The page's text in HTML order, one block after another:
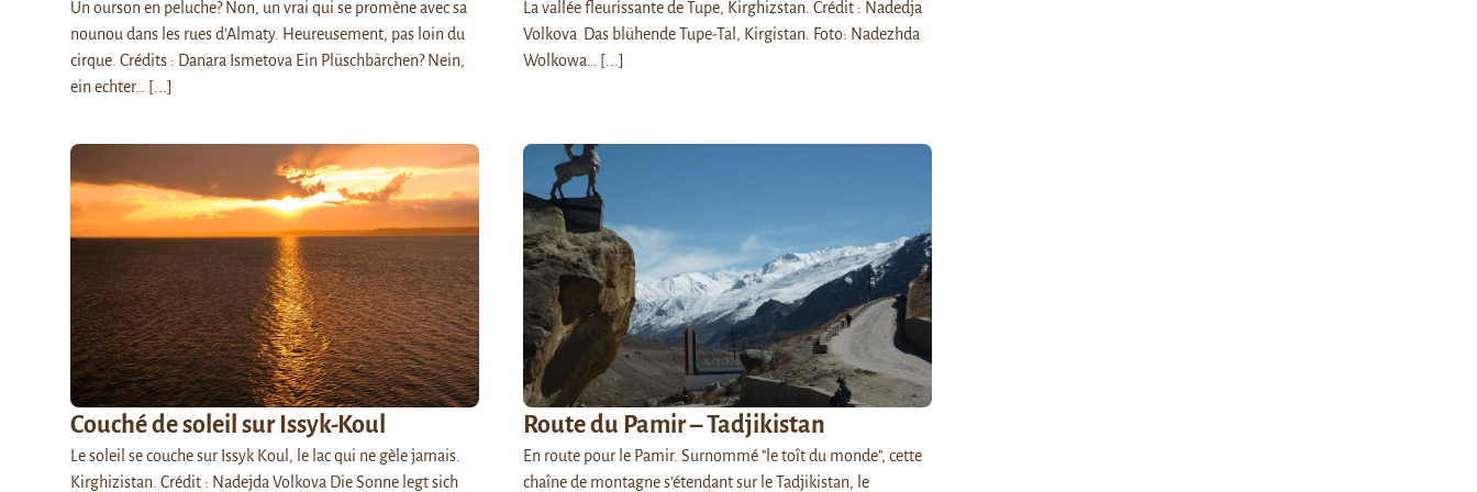
Un ourson en peluche? Non, un vrai qui se promène avec sa
nounou dans les rues d'Almaty. Heureusement, pas loin du
cirque. Crédits : Danara Ismetova Ein Plüschbärchen? Nein,
ein echter…
[...]
La vallée fleurissante de Tupe, Kirghizstan. Crédit : Nadedja
Volkova Das blühende Tupe-Tal, Kirgistan. Foto: Nadezhda
Wolkowa…
[...]
Couché de soleil sur Issyk-Koul
Le soleil se couche sur Issyk Koul, le lac qui ne gèle jamais.
Kirghizistan. Crédit : Nadejda Volkova Die Sonne legt sich
Route du Pamir – Tadjikistan
En route pour le Pamir. Surnommé "le toît du monde", cette
chaîne de montagne s'étendant sur le Tadjikistan, le